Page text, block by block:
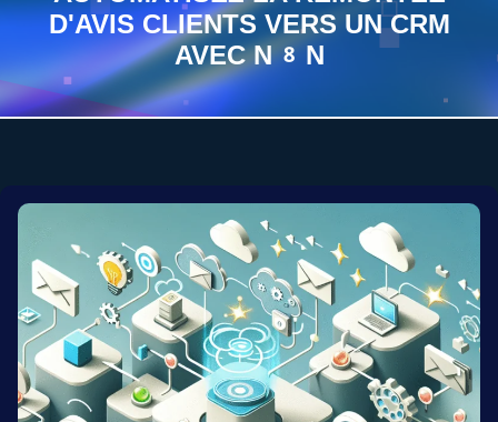
D'AVIS CLIENTS VERS UN CRM
AVEC N8N